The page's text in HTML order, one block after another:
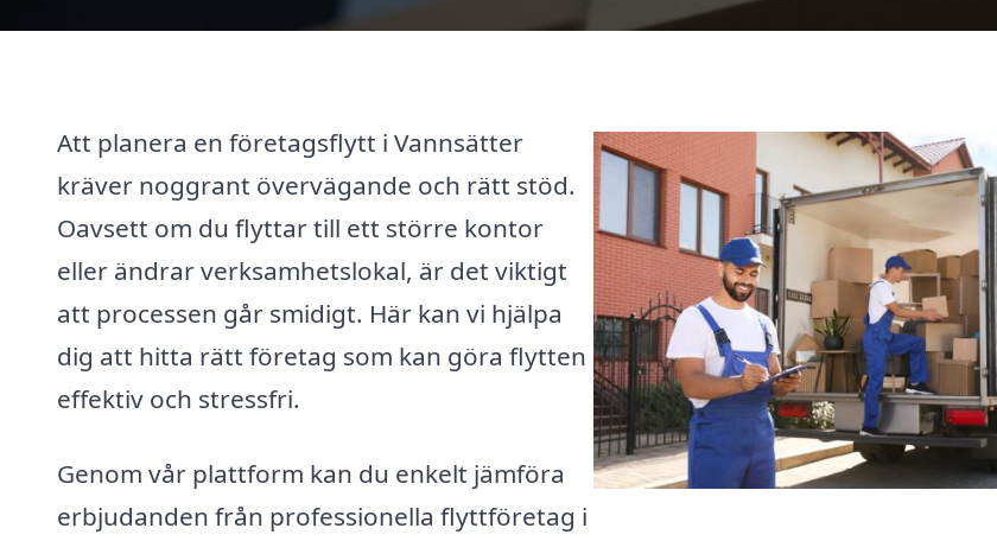
Att planera en företagsflytt i Vannsätter
kräver noggrant övervägande och rätt stöd.
Oavsett om du flyttar till ett större kontor
eller ändrar verksamhetslokal, är det viktigt
att processen går smidigt. Här kan vi hjälpa
dig att hitta rätt företag som kan göra flytten
effektiv och stressfri.
Genom vår plattform kan du enkelt jämföra
erbjudanden från professionella flyttföretag i